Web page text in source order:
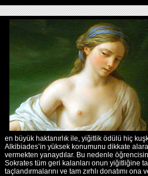
en büyük haktanırlık ile, yiğitlik ödülü hiç
Alkibiades’in yüksek konumunu dikkate
vermekten yanaydılar. Bu nedenle
Sokrates tüm geri kalanları onun yiğitliğine
taçlandırmalarını ve tam zırhlı donatımı